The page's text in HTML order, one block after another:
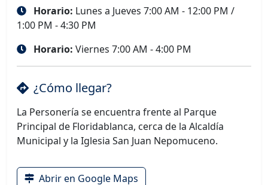
Horario: Lunes a Jueves 7:00 AM - 12:00 PM /
1:00 PM - 4:30 PM
Horario: Viernes 7:00 AM - 4:00 PM
¿Cómo llegar?
La Personería se encuentra frente al Parque
Principal de Floridablanca, cerca de la Alcaldía
Municipal y la Iglesia San Juan Nepomuceno.
Abrir en Google Maps